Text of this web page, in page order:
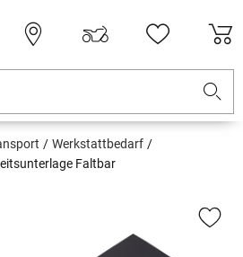
Werkstattbedarf
Faltbar